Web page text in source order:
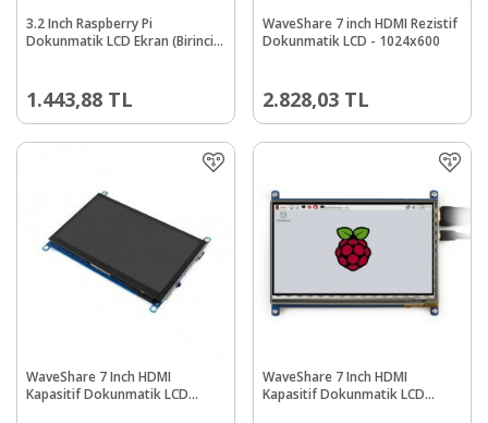
3.2 Inch Raspberry Pi
Dokunmatik LCD Ekran (Birincil
1.443,88 TL
WaveShare 7 inch HDMI Rezistif
Dokunmatik LCD - 1024x600
2.828,03 TL
WaveShare 7 Inch HDMI
Kapasitif Dokunmatik LCD
WaveShare 7 Inch HDMI
Kapasitif Dokunmatik LCD